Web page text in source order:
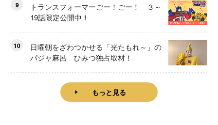
9
トランスフォーマーごー！ごー！ ３～
19話限定公開中！
10
日曜朝をざわつかせる「光たもれ～」の
パジャ麻呂 ひみつ独占取材！
もっと見る